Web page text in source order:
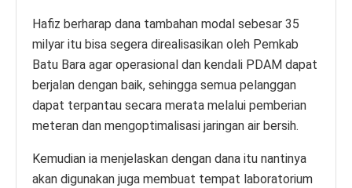
Hafiz berharap dana tambahan modal sebesar 35
milyar itu bisa segera direalisasikan oleh Pemkab
Batu Bara agar operasional dan kendali PDAM dapat
berjalan dengan baik, sehingga semua pelanggan
dapat terpantau secara merata melalui pemberian
meteran dan mengoptimalisasi jaringan air bersih.
Kemudian ia menjelaskan dengan dana itu nantinya
akan digunakan juga membuat tempat laboratorium